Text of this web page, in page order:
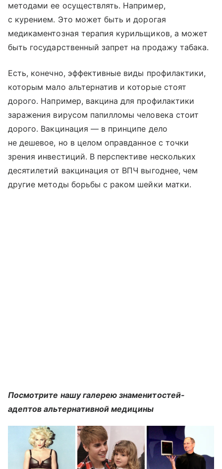
методами ее осуществлять. Например,
с курением. Это может быть и дорогая
медикаментозная терапия курильщиков, а может
быть государственный запрет на продажу табака.
Есть, конечно, эффективные виды профилактики,
которым мало альтернатив и которые стоят
дорого. Например, вакцина для профилактики
заражения вирусом папилломы человека стоит
дорого. Вакцинация — в принципе дело
не дешевое, но в целом оправданное с точки
зрения инвестиций. В перспективе нескольких
десятилетий вакцинация от ВПЧ выгоднее, чем
другие методы борьбы с раком шейки матки.
Посмотрите нашу галерею знаменитостей-
адептов альтернативной медицины